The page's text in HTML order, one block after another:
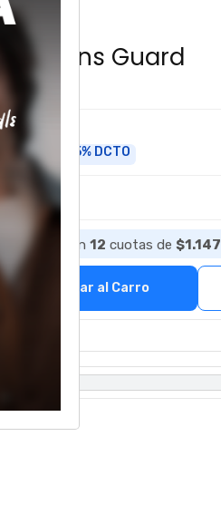
3 Lens Guard
5% DCTO
¡Paga hasta en12 cuotas de$1.147
Agregar al Carro